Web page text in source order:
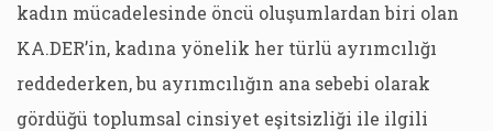
kadın mücadelesinde öncü oluşumlardan biri olan
KA.DER’in, kadına yönelik her türlü ayrımcılığı
reddederken, bu ayrımcılığın ana sebebi olarak
gördüğü toplumsal cinsiyet eşitsizliği ile ilgili